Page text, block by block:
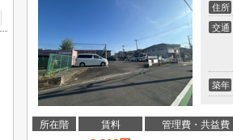
住所
交通
築年
所在階 賃料 管理費・共益費